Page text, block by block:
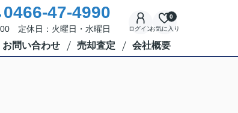
0466-47-4990
定休日：火曜日・水曜日 ログインお気に入り
0
お問い合わせ 売却査定 会社概要